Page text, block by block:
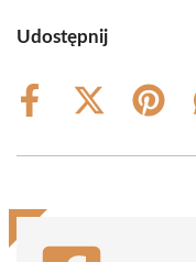
Udostępnij
Share
Share
(Twitter)
Share